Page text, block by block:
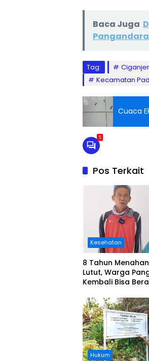
Baca Juga
Tag:
Kecamatan
Cuaca
5
Pos Terkait
Kesehatan
8 Tahun
Lutut, Warga
Kembali Bisa
Ditanggung BPJS
Hukum